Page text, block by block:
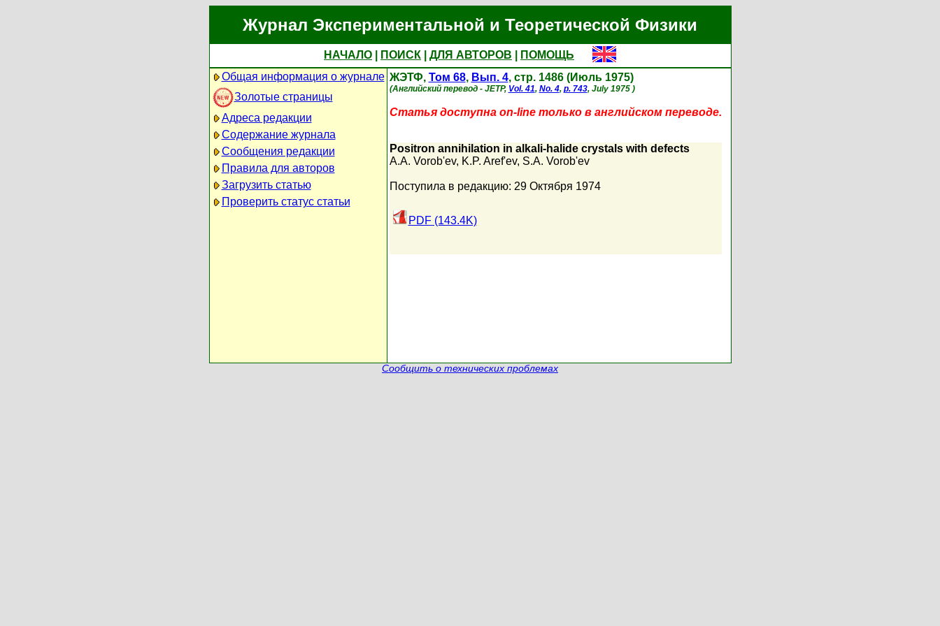
Журнал Экспериментальной и Теоретической Физики
НАЧАЛО ПОИСК ДЛЯ АВТОРОВ
ПОМОЩЬ
Общая информация о журнале
Золотые страницы
Адреса редакции
Содержание журнала
Сообщения редакции
Правила для авторов
Загрузить статью
Проверить статус статьи
ЖЭТФ, Том 68, Вып. 4, стр. 1486 (Июль 1975)
(Английский перевод - JETP, Vol. 41, No. 4, p. 743, July 1975 )
Статья доступна on-line только в английском переводе.
Positron annihilation in alkali-halide crystals with defects
A.A. Vorob'ev, K.P. Aref'ev, S.A. Vorob'ev
Поступила в редакцию: 29 Октября 1974
PDF (143.4K)
Сообщить о технических проблемах